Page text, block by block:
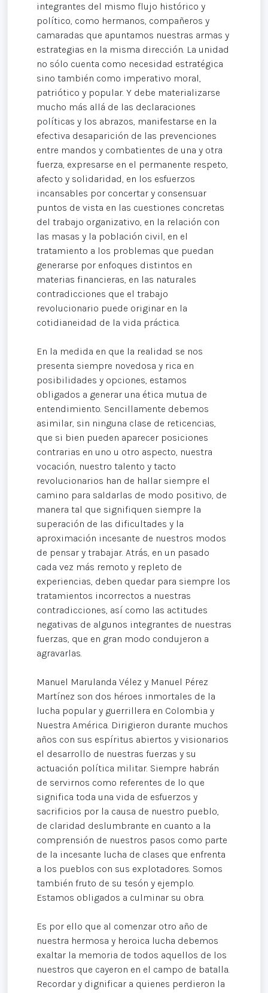
integrantes del mismo flujo histórico y
político, como hermanos, compañeros y
camaradas que apuntamos nuestras armas y
estrategias en la misma dirección. La unidad
no sólo cuenta como necesidad estratégica
sino también como imperativo moral,
patriótico y popular. Y debe materializarse
mucho más allá de las declaraciones
políticas y los abrazos, manifestarse en la
efectiva desaparición de las prevenciones
entre mandos y combatientes de una y otra
fuerza, expresarse en el permanente respeto,
afecto y solidaridad, en los esfuerzos
incansables por concertar y consensuar
puntos de vista en las cuestiones concretas
del trabajo organizativo, en la relación con
las masas y la población civil, en el
tratamiento a los problemas que puedan
generarse por enfoques distintos en
materias financieras, en las naturales
contradicciones que el trabajo
revolucionario puede originar en la
cotidianeidad de la vida práctica.
En la medida en que la realidad se nos
presenta siempre novedosa y rica en
posibilidades y opciones, estamos
obligados a generar una ética mutua de
entendimiento. Sencillamente debemos
asimilar, sin ninguna clase de reticencias,
que si bien pueden aparecer posiciones
contrarias en uno u otro aspecto, nuestra
vocación, nuestro talento y tacto
revolucionarios han de hallar siempre el
camino para saldarlas de modo positivo, de
manera tal que signifiquen siempre la
superación de las dificultades y la
aproximación incesante de nuestros modos
de pensar y trabajar. Atrás, en un pasado
cada vez más remoto y repleto de
experiencias, deben quedar para siempre los
tratamientos incorrectos a nuestras
contradicciones, así como las actitudes
negativas de algunos integrantes de nuestras
fuerzas, que en gran modo condujeron a
agravarlas.
Manuel Marulanda Vélez y Manuel Pérez
Martínez son dos héroes inmortales de la
lucha popular y guerrillera en Colombia y
Nuestra América. Dirigieron durante muchos
años con sus espíritus abiertos y visionarios
el desarrollo de nuestras fuerzas y su
actuación política militar. Siempre habrán
de servirnos como referentes de lo que
significa toda una vida de esfuerzos y
sacrificios por la causa de nuestro pueblo,
de claridad deslumbrante en cuanto a la
comprensión de nuestros pasos como parte
de la incesante lucha de clases que enfrenta
a los pueblos con sus explotadores. Somos
también fruto de su tesón y ejemplo.
Estamos obligados a culminar su obra.
Es por ello que al comenzar otro año de
nuestra hermosa y heroica lucha debemos
exaltar la memoria de todos aquellos de los
nuestros que cayeron en el campo de batalla.
Recordar y dignificar a quienes perdieron la